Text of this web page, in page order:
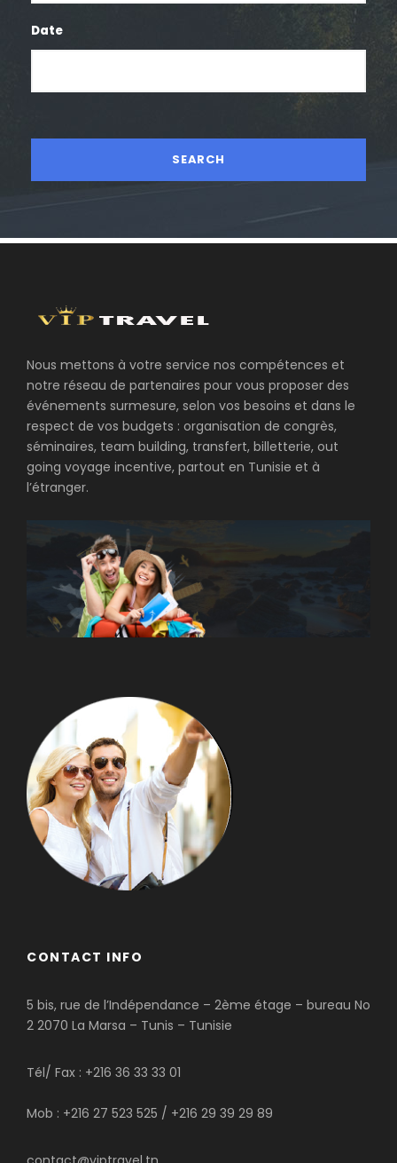
Date
Nous mettons à votre service nos compétences et
notre réseau de partenaires pour vous proposer des
événements surmesure, selon vos besoins et dans le
respect de vos budgets : organisation de congrès,
séminaires, team building, transfert, billetterie, out
going voyage incentive, partout en Tunisie et à
l’étranger.
CONTACT INFO
5 bis, rue de l’Indépendance – 2ème étage – bureau No
2 2070 La Marsa – Tunis – Tunisie
Tél/ Fax : +216 36 33 33 01
Mob : +216 27 523 525 / +216 29 39 29 89